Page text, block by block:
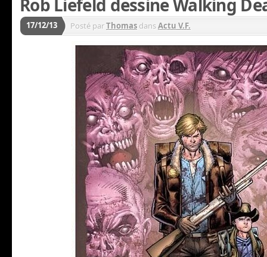
Rob Liefeld dessine Walking
17/12/13 Posté parThomas dansActu V.F.